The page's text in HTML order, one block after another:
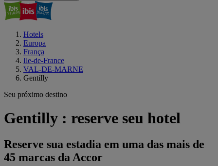
Hotels
Europa
França
Ile-de-France
VAL-DE-MARNE
Gentilly
Seu próximo destino
Gentilly : reserve seu hotel
Reserve sua estadia em uma das mais de
45 marcas da Accor